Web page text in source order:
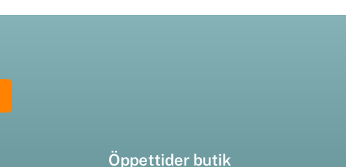
Öppettider butik